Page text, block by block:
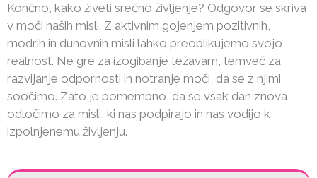
Končno, kako živeti srečno življenje? Odgovor se skriva
v moči naših misli. Z aktivnim gojenjem pozitivnih,
modrih in duhovnih misli lahko preoblikujemo svojo
realnost. Ne gre za izogibanje težavam, temveč za
razvijanje odpornosti in notranje moči, da se z njimi
soočimo. Zato je pomembno, da se vsak dan znova
odločimo za misli, ki nas podpirajo in nas vodijo k
izpolnjenemu življenju.